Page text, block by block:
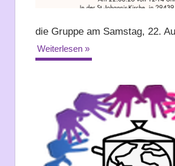
die Gruppe am Samstag, 22.
Weiterlesen